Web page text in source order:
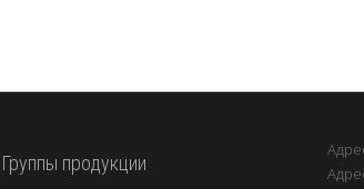
Группы продукции